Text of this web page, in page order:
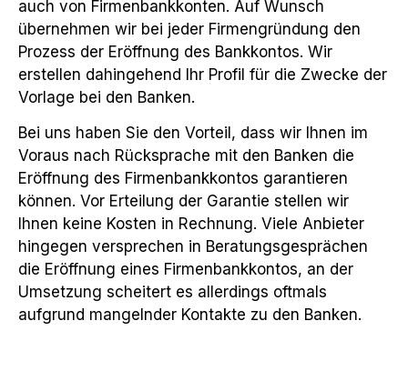
auch von Firmenbankkonten. Auf Wunsch
übernehmen wir bei jeder Firmengründung den
Prozess der Eröffnung des Bankkontos. Wir
erstellen dahingehend Ihr Profil für die Zwecke der
Vorlage bei den Banken.
Bei uns haben Sie den Vorteil, dass wir Ihnen im
Voraus nach Rücksprache mit den Banken die
Eröffnung des Firmenbankkontos garantieren
können. Vor Erteilung der Garantie stellen wir
Ihnen keine Kosten in Rechnung. Viele Anbieter
hingegen versprechen in Beratungsgesprächen
die Eröffnung eines Firmenbankkontos, an der
Umsetzung scheitert es allerdings oftmals
aufgrund mangelnder Kontakte zu den Banken.